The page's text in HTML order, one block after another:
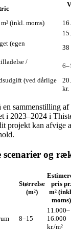
(inkl. moms)
(egen
38
/
(ved dårlige
kr.
en sammenstilling
i 2023–2024 i
projekt kan afvige
scenarier og
Størrelse
(m²)
pris pr.
m²
moms)
8–15
11.000–
16.000
kr./m²